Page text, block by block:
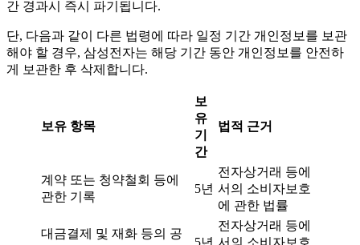
간 경과시 즉시 파기됩니다.
단, 다음과 같이 다른 법령에 따라 일정 기간 개인정보를 보관
해야 할 경우, 삼성전자는 해당 기간 동안 개인정보를 안전하
게 보관한 후 삭제합니다.
보유 항목
보
유
기
간
법적 근거
계약 또는 청약철회 등에
관한 기록
5년
전자상거래 등에
서의 소비자보호
에 관한 법률
대금결제 및 재화 등의 공
5년
전자상거래 등에
서의 소비자보호